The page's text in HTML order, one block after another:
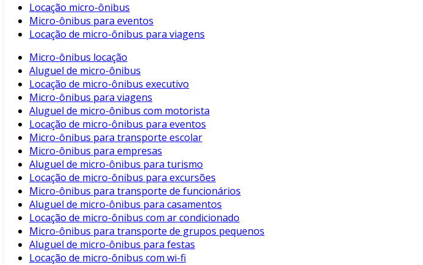
Locação micro-ônibus
Micro-ônibus para eventos
Locação de micro-ônibus para viagens
Micro-ônibus locação
Aluguel de micro-ônibus
Locação de micro-ônibus executivo
Micro-ônibus para viagens
Aluguel de micro-ônibus com motorista
Locação de micro-ônibus para eventos
Micro-ônibus para transporte escolar
Micro-ônibus para empresas
Aluguel de micro-ônibus para turismo
Locação de micro-ônibus para excursões
Micro-ônibus para transporte de funcionários
Aluguel de micro-ônibus para casamentos
Locação de micro-ônibus com ar condicionado
Micro-ônibus para transporte de grupos pequenos
Aluguel de micro-ônibus para festas
Locação de micro-ônibus com wi-fi